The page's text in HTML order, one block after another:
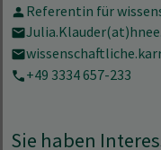
Referentin für
+49 3334 657-233
Sie haben